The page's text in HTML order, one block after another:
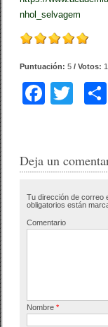
nhol_selvagem
Puntuación:5 / Votos:1
F
e
o
o
er
Deja un
Tu dirección de correo
obligatorios están
Comentario
Nombre*